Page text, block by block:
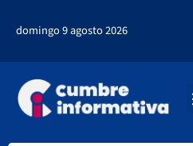
domingo 9 agosto 2026